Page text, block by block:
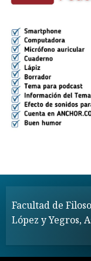
Facultad de
López y Yegros,